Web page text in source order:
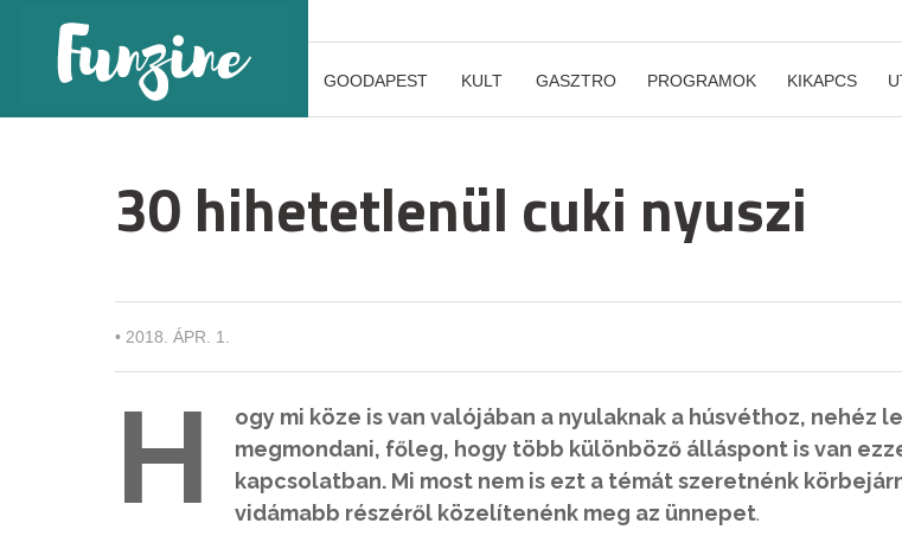
GOODAPEST KULT GASZTRO PROGRAMOK KIKAPCS
30 hihetetlenül cuki nyuszi
• 2018. ÁPR. 1.
H
ogy mi köze is van valójában a nyulaknak a húsvéthoz, nehéz
megmondani, főleg, hogy több különböző álláspont is van
kapcsolatban. Mi most nem is ezt a témát szeretnénk
vidámabb részéről közelítenénk meg az ünnepet.